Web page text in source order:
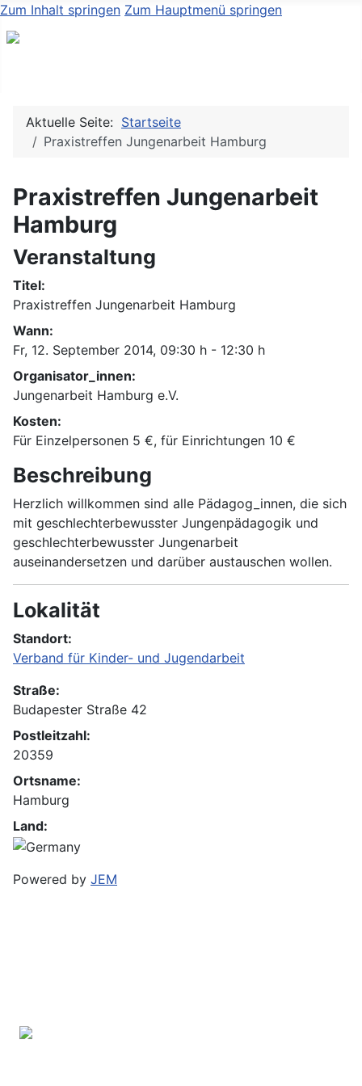
Zum Inhalt springen Zum Hauptmenü springen
Aktuelle Seite: Startseite
Praxistreffen Jungenarbeit Hamburg
Praxistreffen Jungenarbeit
Hamburg
Veranstaltung
Titel:
Praxistreffen Jungenarbeit Hamburg
Wann:
Fr, 12. September 2014, 09:30 h - 12:30 h
Organisator_innen:
Jungenarbeit Hamburg e.V.
Kosten:
Für Einzelpersonen 5 €, für Einrichtungen 10 €
Beschreibung
Herzlich willkommen sind alle Pädagog_innen, die sich
mit geschlechterbewusster Jungenpädagogik und
geschlechterbewusster Jungenarbeit
auseinandersetzen und darüber austauschen wollen.
Lokalität
Standort:
Verband für Kinder- und Jugendarbeit
Straße:
Budapester Straße 42
Postleitzahl:
20359
Ortsname:
Hamburg
Land:
Powered by JEM